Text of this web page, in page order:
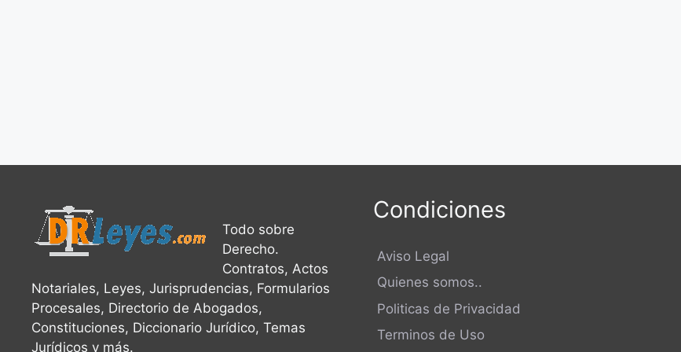
Todo sobre
Derecho.
Contratos, Actos
Notariales, Leyes, Jurisprudencias, Formularios
Procesales, Directorio de Abogados,
Constituciones, Diccionario Jurídico, Temas
Jurídicos y más.
Condiciones
Aviso Legal
Quienes somos..
Politicas de Privacidad
Terminos de Uso